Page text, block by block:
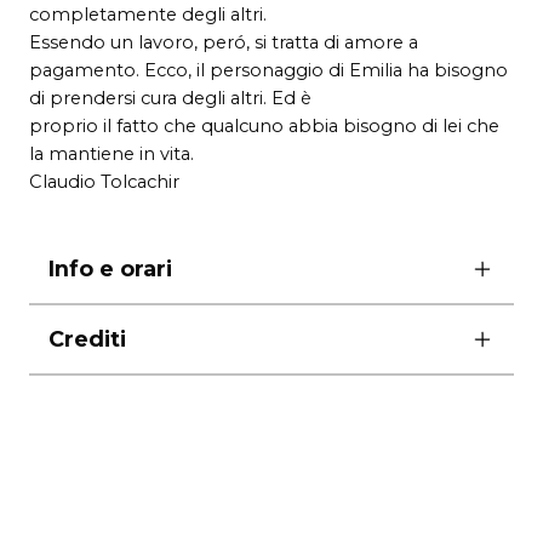
completamente degli altri.
Essendo un lavoro, peró, si tratta di amore a
pagamento. Ecco, il personaggio di Emilia ha bisogno
di prendersi cura degli altri. Ed è
proprio il fatto che qualcuno abbia bisogno di lei che
la mantiene in vita.
Claudio Tolcachir
Info e orari
prima ore 21.00
martedì e venerdì ore 21.00
mercoledì e sabato ore 19.00
Crediti